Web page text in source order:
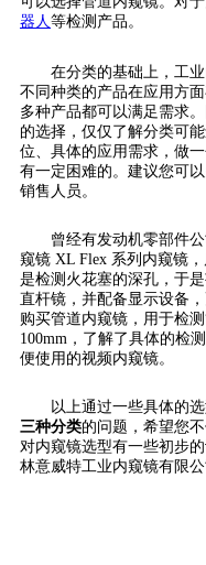
器人等检测产品。
在分类的基础上，工
不同种类的产品在应用方
多种产品都可以满足需求
的选择，仅仅了解分类可
位、具体的应用需求，做
有一定困难的。建议您可
销售人员。
曾经有发动机零部件
窥镜 XL Flex 系列内窥镜
是检测火花塞的深孔，于
直杆镜，并配备显示设备
购买管道内窥镜，用于检
100mm，了解了具体的检
便使用的视频内窥镜。
以上通过一些具体的
三种分类的问题，希望您
对内窥镜选型有一些初步
林意威特工业内窥镜有限公